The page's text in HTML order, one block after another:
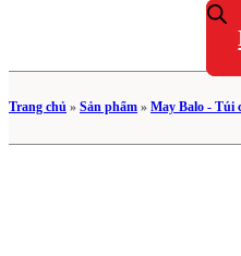
Trang chủ » Sản phẩm » May Balo - Túi